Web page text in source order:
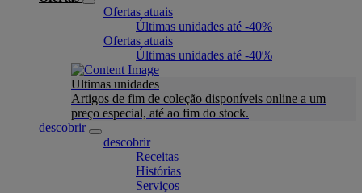
Ofertas atuais
Últimas unidades até -40%
Ofertas atuais
Últimas unidades até -40%
Ultimas unidades
Artigos de fim de coleção disponíveis online a um
preço especial, até ao fim do stock.
descobrir
descobrir
Receitas
Histórias
Serviços